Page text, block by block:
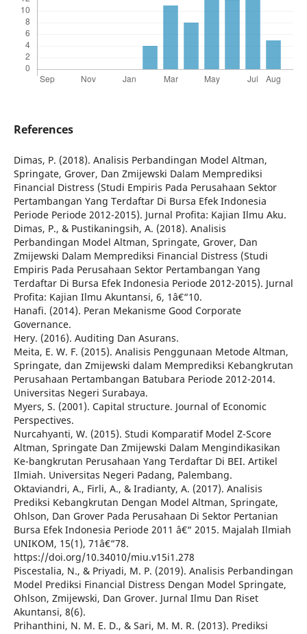
References
Dimas, P. (2018). Analisis Perbandingan Model Altman,
Springate, Grover, Dan Zmijewski Dalam Memprediksi
Financial Distress (Studi Empiris Pada Perusahaan Sektor
Pertambangan Yang Terdaftar Di Bursa Efek Indonesia
Periode Periode 2012-2015). Jurnal Profita: Kajian Ilmu Aku.
Dimas, P., & Pustikaningsih, A. (2018). Analisis
Perbandingan Model Altman, Springate, Grover, Dan
Zmijewski Dalam Memprediksi Financial Distress (Studi
Empiris Pada Perusahaan Sektor Pertambangan Yang
Terdaftar Di Bursa Efek Indonesia Periode 2012-2015). Jurnal
Profita: Kajian Ilmu Akuntansi, 6, 1â€“10.
Hanafi. (2014). Peran Mekanisme Good Corporate
Governance.
Hery. (2016). Auditing Dan Asurans.
Meita, E. W. F. (2015). Analisis Penggunaan Metode Altman,
Springate, dan Zmijewski dalam Memprediksi Kebangkrutan
Perusahaan Pertambangan Batubara Periode 2012-2014.
Universitas Negeri Surabaya.
Myers, S. (2001). Capital structure. Journal of Economic
Perspectives.
Nurcahyanti, W. (2015). Studi Komparatif Model Z-Score
Altman, Springate Dan Zmijewski Dalam Mengindikasikan
Ke-bangkrutan Perusahaan Yang Terdaftar Di BEI. Artikel
Ilmiah. Universitas Negeri Padang, Palembang.
Oktaviandri, A., Firli, A., & Iradianty, A. (2017). Analisis
Prediksi Kebangkrutan Dengan Model Altman, Springate,
Ohlson, Dan Grover Pada Perusahaan Di Sektor Pertanian
Bursa Efek Indonesia Periode 2011 â€“ 2015. Majalah Ilmiah
UNIKOM, 15(1), 71â€“78.
https://doi.org/10.34010/miu.v15i1.278
Piscestalia, N., & Priyadi, M. P. (2019). Analisis Perbandingan
Model Prediksi Financial Distress Dengan Model Springate,
Ohlson, Zmijewski, Dan Grover. Jurnal Ilmu Dan Riset
Akuntansi, 8(6).
Prihanthini, N. M. E. D., & Sari, M. M. R. (2013). Prediksi